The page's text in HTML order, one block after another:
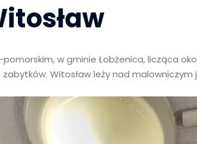
w gminie Łobżenica, licząca
Witosław leży nad malowniczym